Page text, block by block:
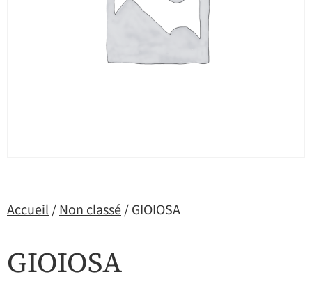
Accueil/Non classé/ GIOIOSA
GIOIOSA